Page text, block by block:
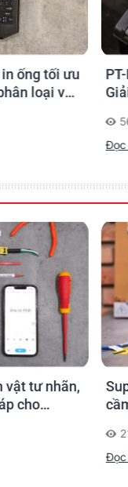
ống tối ưu
loại và
Đọc
vật tư nhãn,
cho
Đọc